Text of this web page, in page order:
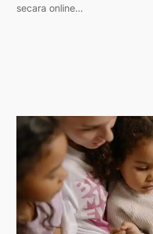
secara online…